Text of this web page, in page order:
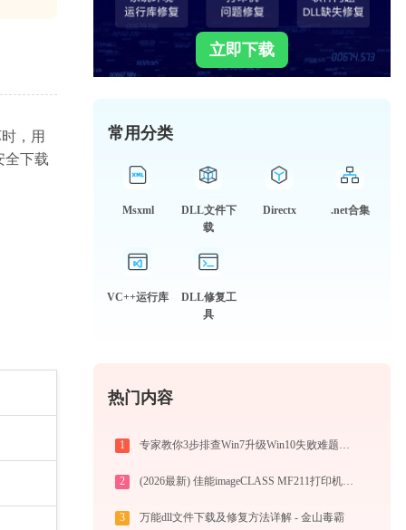
，用
全下载
立即下载
常用分类
Msxml
DLL文件下
载
Directx .net合集
VC++运行库
DLL修复工
具
热门内容
1 专家教你3步排查Win7升级Win10失败难题，告别手动操作
2 (2026最新) 佳能imageCLASS MF211打印机连接问题-金山毒霸
3 万能dll文件下载及修复方法详解 - 金山毒霸